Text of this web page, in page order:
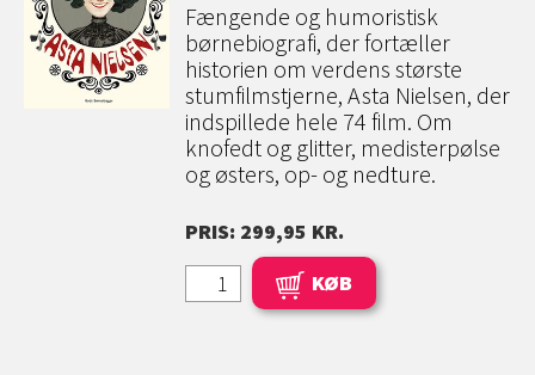
Fængende og humoristisk
børnebiografi, der fortæller
historien om verdens største
stumfilmstjerne, Asta Nielsen, der
indspillede hele 74 film. Om
knofedt og glitter, medisterpølse
og østers, op- og nedture.
PRIS: 299,95 KR.
KØB